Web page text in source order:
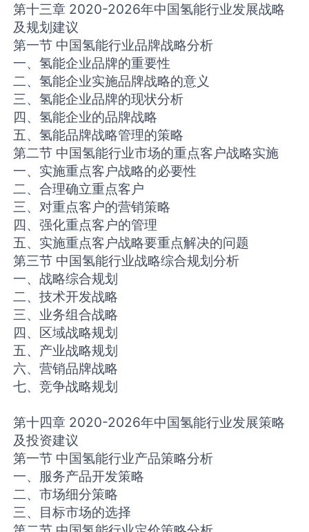
第十三章 2020-2026年中国氢能行业发展战略
及规划建议
第一节 中国氢能行业品牌战略分析
一、氢能企业品牌的重要性
二、氢能企业实施品牌战略的意义
三、氢能企业品牌的现状分析
四、氢能企业的品牌战略
五、氢能品牌战略管理的策略
第二节 中国氢能行业市场的重点客户战略实施
一、实施重点客户战略的必要性
二、合理确立重点客户
三、对重点客户的营销策略
四、强化重点客户的管理
五、实施重点客户战略要重点解决的问题
第三节 中国氢能行业战略综合规划分析
一、战略综合规划
二、技术开发战略
三、业务组合战略
四、区域战略规划
五、产业战略规划
六、营销品牌战略
七、竞争战略规划
第十四章 2020-2026年中国氢能行业发展策略
及投资建议
第一节 中国氢能行业产品策略分析
一、服务产品开发策略
二、市场细分策略
三、目标市场的选择